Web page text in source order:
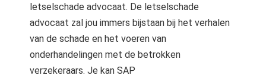
letselschade advocaat. De letselschade
advocaat zal jou immers bijstaan bij het verhalen
van de schade en het voeren van
onderhandelingen met de betrokken
verzekeraars. Je kan SAP